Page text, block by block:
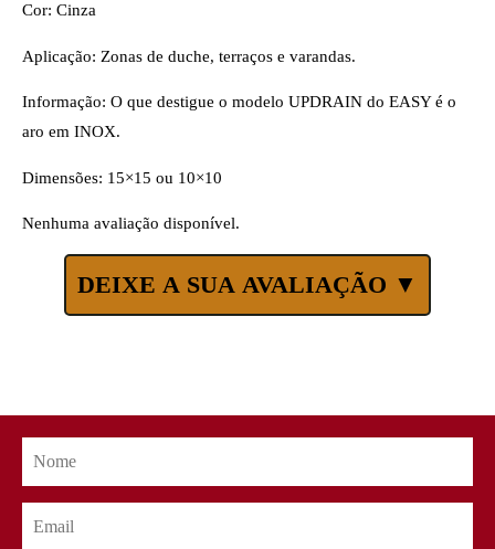
Cor: Cinza
Aplicação: Zonas de duche, terraços e varandas.
Informação: O que destigue o modelo UPDRAIN do EASY é o
aro em INOX.
Dimensões: 15×15 ou 10×10
Nenhuma avaliação disponível.
DEIXE A SUA AVALIAÇÃO ▼